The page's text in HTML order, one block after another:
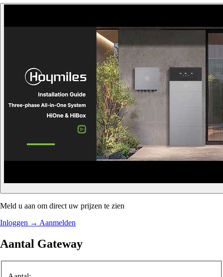
Meld u aan om direct uw prijzen te zien
Inloggen → Aanmelden
Aantal Gateway